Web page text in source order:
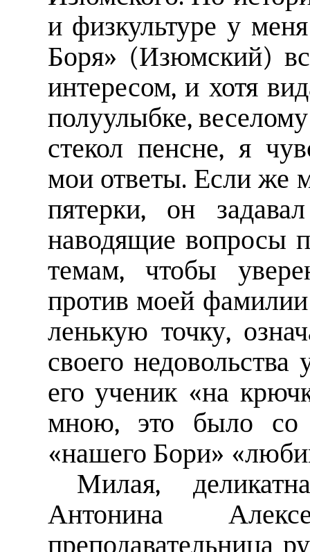
и физкультуре у
Боря» (Изюмский)
интересом, и хотя
полуулыбке,
стекол пенсне, я
мои ответы. Если же
пятерки, он
наводящие вопросы
темам, чтобы
против моей
ленькую точку,
своего недовольства
его ученик «на
мною, это было со
«нашего Бори»
Милая,
Антонина
преподавательница